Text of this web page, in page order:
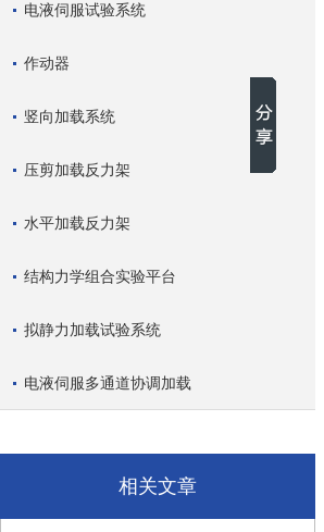
电液伺服试验系统
作动器
竖向加载系统
压剪加载反力架
水平加载反力架
结构力学组合实验平台
拟静力加载试验系统
电液伺服多通道协调加载
相关文章